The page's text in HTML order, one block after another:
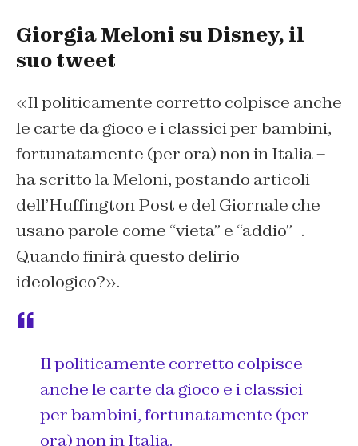
Giorgia Meloni su Disney, il
suo tweet
«Il politicamente corretto colpisce anche
le carte da gioco e i classici per bambini,
fortunatamente (per ora) non in Italia –
ha scritto la Meloni, postando articoli
dell’Huffington Post e del Giornale che
usano parole come “vieta” e “addio” -.
Quando finirà questo delirio
ideologico?».
Il politicamente corretto colpisce
anche le carte da gioco e i classici
per bambini, fortunatamente (per
ora) non in Italia.